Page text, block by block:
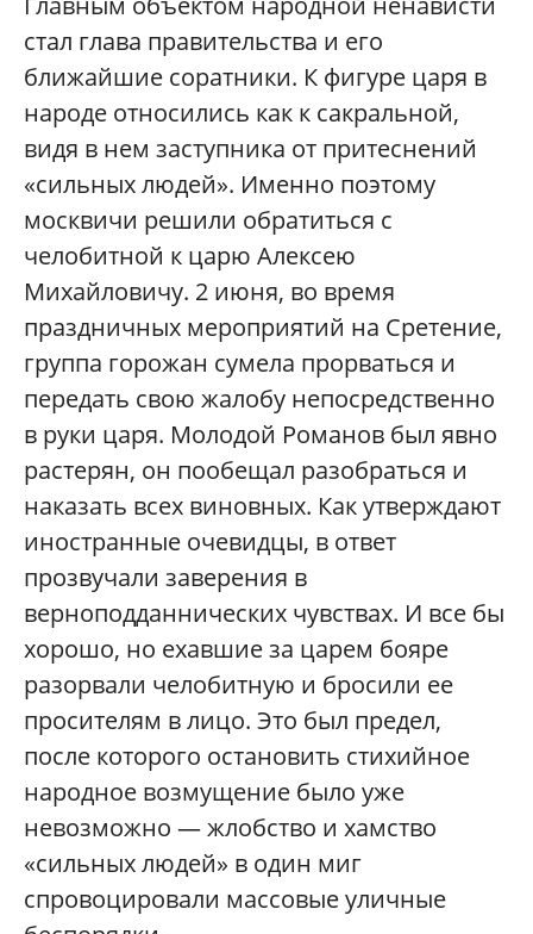
стал глава правительства и его
ближайшие соратники. К фигуре царя в
народе относились как к сакральной,
видя в нем заступника от притеснений
«сильных людей». Именно поэтому
москвичи решили обратиться с
челобитной к царю Алексею
Михайловичу. 2 июня, во время
праздничных мероприятий на Сретение,
группа горожан сумела прорваться и
передать свою жалобу непосредственно
в руки царя. Молодой Романов был явно
растерян, он пообещал разобраться и
наказать всех виновных. Как утверждают
иностранные очевидцы, в ответ
прозвучали заверения в
верноподданнических чувствах. И все бы
хорошо, но ехавшие за царем бояре
разорвали челобитную и бросили ее
просителям в лицо. Это был предел,
после которого остановить стихийное
народное возмущение было уже
невозможно — жлобство и хамство
«сильных людей» в один миг
спровоцировали массовые уличные